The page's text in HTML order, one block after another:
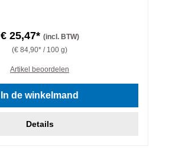
€ 25,47* (incl. BTW)
(€ 84,90* / 100 g)
Artikel beoordelen
In de winkelmand
Details